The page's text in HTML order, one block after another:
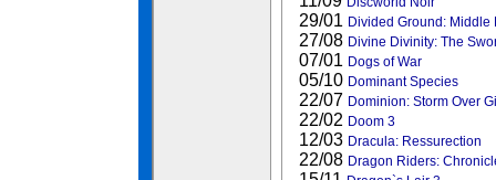
29/01 Divided Ground:
27/08 Divine Divinity: The
07/01 Dogs of War
05/10 Dominant Species
22/07 Dominion: Storm Over
22/02 Doom 3
12/03 Dracula: Ressurection
22/08 Dragon Riders: